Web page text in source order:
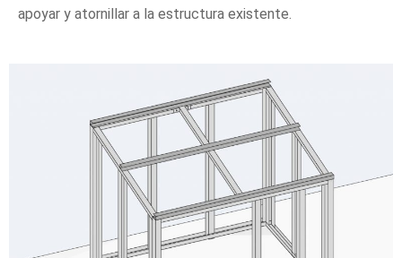
apoyar y atornillar a la estructura existente.